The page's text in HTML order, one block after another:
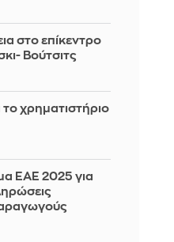
στο επίκεντρο
Βούτσιτς
το χρηματιστήριο
ΕΑΕ 2025 για